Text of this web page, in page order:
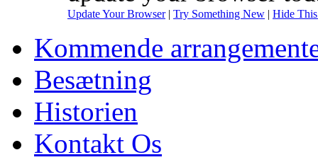
Update Your Browser| Try Something New | Hide
Kommende
Besætning
Historien
Kontakt Os